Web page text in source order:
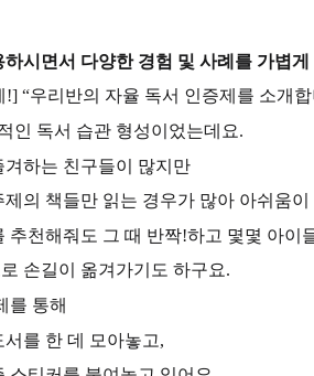
시면서 다양한 경험 및 사례를 가볍
“우리반의 자율 독서 인증제를 소개
인 독서 습관 형성이었는데요.
하는 친구들이 많지만
의 책들만 읽는 경우가 많아 아쉬움이
추천해줘도 그 때 반짝!하고 몇몇 아이
손길이 옮겨가기도 하구요.
를 통해
를 한 데 모아놓고,